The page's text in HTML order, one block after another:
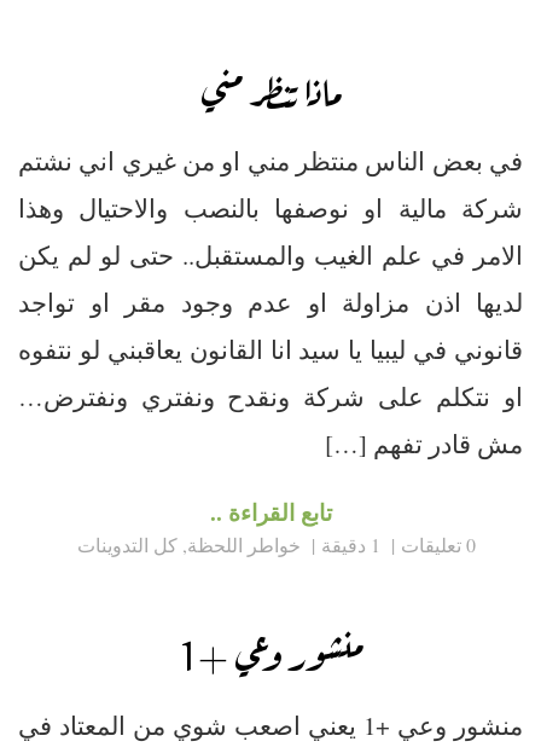
ماذا تنظر مني
في بعض الناس منتظر مني او من غيري اني نشتم
شركة مالية او نوصفها بالنصب والاحتيال وهذا
الامر في علم الغيب والمستقبل.. حتى لو لم يكن
لديها اذن مزاولة او عدم وجود مقر او تواجد
قانوني في ليبيا يا سيد انا القانون يعاقبني لو نتفوه
او نتكلم على شركة ونقدح ونفتري ونفترض…
مش قادر تفهم […]
تابع القراءة ..
0 تعليقات 1 دقيقة خواطر اللحظة, كل التدوينات
منشور وعي +1
منشور وعي +1 يعني اصعب شوي من المعتاد في